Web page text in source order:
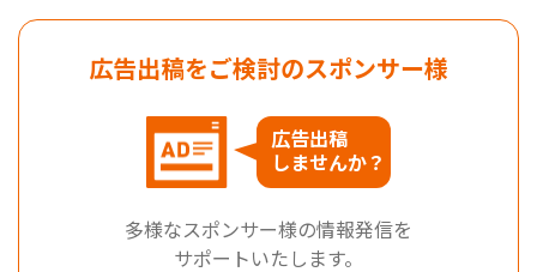
広告出稿をご検討のスポンサー様
広告出稿
しませんか？
多様なスポンサー様の情報発信を
サポートいたします。